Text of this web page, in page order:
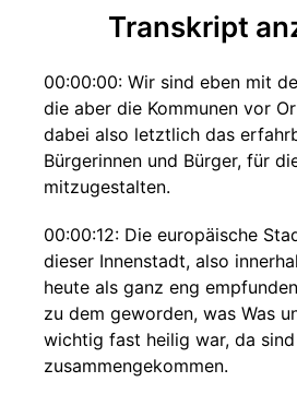
Transkript
00:00:00: Wir sind eben mit
die aber die Kommunen vor
dabei also letztlich das
Bürgerinnen und Bürger, für
mitzugestalten.
00:00:12: Die europäische
dieser Innenstadt, also
heute als ganz eng
zu dem geworden, was Was
wichtig fast heilig war, da
zusammengekommen.